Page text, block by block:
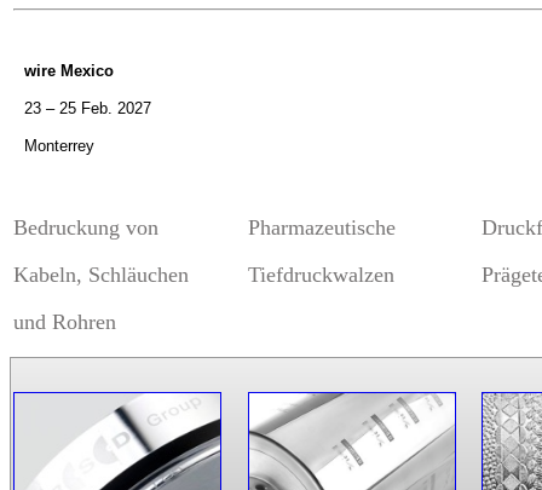
wire Mexico
23 – 25 Feb. 2027
Monterrey
Bedruckung von
Kabeln, Schläuchen
und Rohren
Pharmazeutische
Tiefdruckwalzen